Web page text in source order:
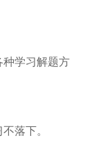
学习解题方
落下。